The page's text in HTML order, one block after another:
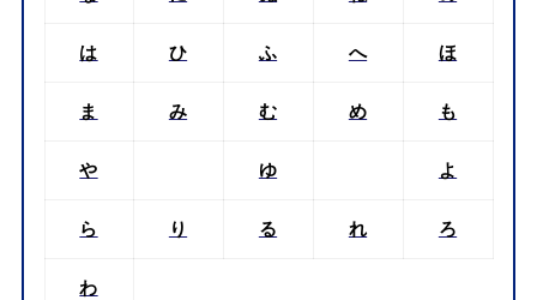
は ひ ふ へ ほ
ま み む め も
や ゆ よ
ら り る れ ろ
わ